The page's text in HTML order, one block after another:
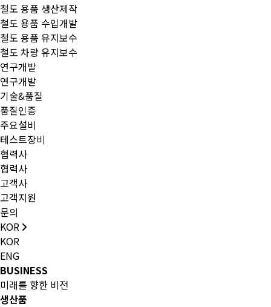
철도 용품 생산제작
철도 용품 수입개발
철도 용품 유지보수
철도 차량 유지보수
연구개발
연구개발
기술&품질
품질인증
주요설비
테스트장비
협력사
협력사
고객사
고객지원
문의
KOR
KOR
ENG
BUSINESS
미래를 향한 비전
생산품